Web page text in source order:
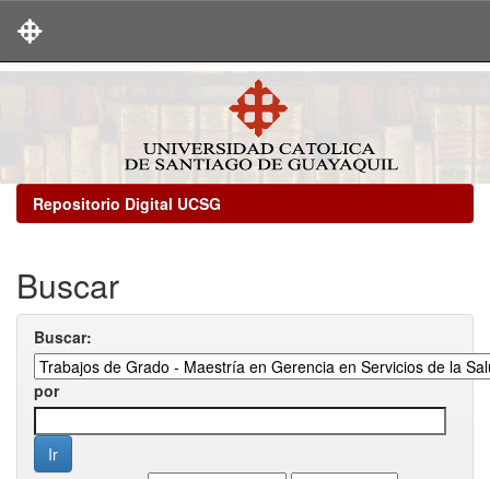
Repositorio Digital UCSG
Buscar
Buscar:
por